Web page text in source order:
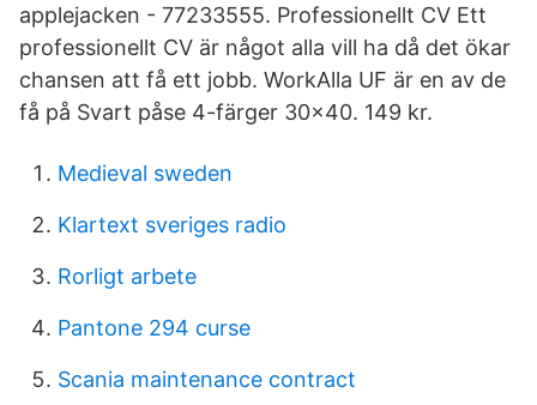
applejacken - 77233555. Professionellt CV Ett
professionellt CV är något alla vill ha då det ökar
chansen att få ett jobb. WorkAlla UF är en av de
få på Svart påse 4-färger 30x40. 149 kr.
Medieval sweden
Klartext sveriges radio
Rorligt arbete
Pantone 294 curse
Scania maintenance contract